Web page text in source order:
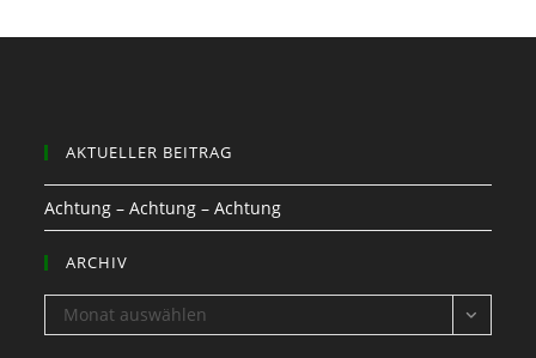
AKTUELLER BEITRAG
Achtung – Achtung – Achtung
ARCHIV
ARCHIV
Monat auswählen